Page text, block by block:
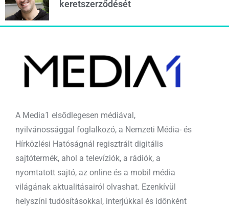
keretszerződését
A Media1 elsődlegesen médiával,
nyilvánossággal foglalkozó, a Nemzeti Média- és
Hírközlési Hatóságnál regisztrált digitális
sajtótermék, ahol a televíziók, a rádiók, a
nyomtatott sajtó, az online és a mobil média
világának aktualitásairól olvashat. Ezenkívül
helyszíni tudósításokkal, interjúkkal és időnként